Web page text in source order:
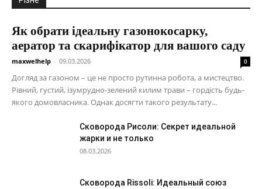
Як обрати ідеальну газонокосарку,
аератор та скарифікатор для вашого саду
maxwelhelp - 09.03.2026 0
Догляд за газоном – це не просто рутинна робота, а мистецтво.
Рівний, густий, ізумрудно-зелений килим трави – гордість будь-
якого домовласника. Однак досягти такого результату...
Сковорода Рисоли: Секрет идеальной
жарки и не только
08.03.2026
Сковорода Rissoli: Идеальный союз